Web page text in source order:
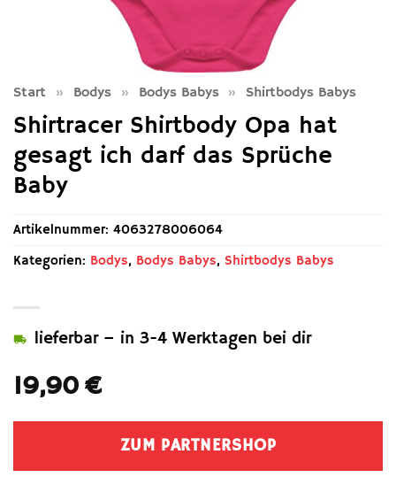
Start » Bodys » Bodys Babys » Shirtbodys Babys
Shirtracer Shirtbody Opa hat
gesagt ich darf das Sprüche
Baby
19,90€
lieferbar – in 3-4 Werktagen bei dir
ZUM PARTNERSHOP
Artikelnummer: 4063278006064
Kategorien: Bodys, Bodys Babys, Shirtbodys Babys